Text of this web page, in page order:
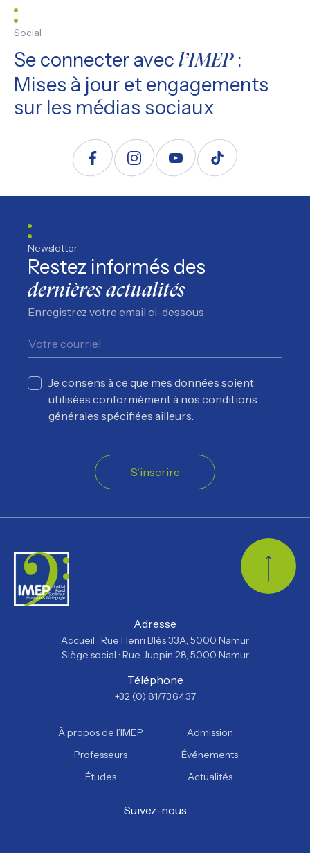
Social
Se connecter avec l’IMEP:
Mises à jour et engagements
sur les médias sociaux
Newsletter
Restez informés des
dernières actualités
Enregistrez votre email ci-dessous
Je consens à ce que mes données soient
utilisées conformément à nos conditions
générales spécifiées ailleurs.
S'inscrire
Adresse
Accueil : Rue Henri Blès 33A, 5000 Namur
Siège social : Rue Juppin 28, 5000 Namur
Téléphone
+32 (0) 81/73.64.37
À propos de l’IMEP
Professeurs
Études
Admission
Événements
Actualités
Suivez-nous